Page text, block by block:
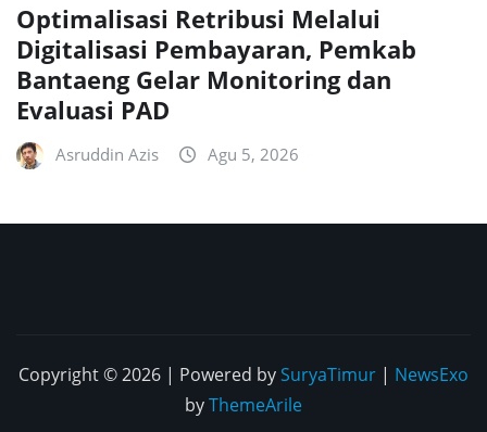
Optimalisasi Retribusi Melalui
Digitalisasi Pembayaran, Pemkab
Bantaeng Gelar Monitoring dan
Evaluasi PAD
Asruddin Azis Agu 5, 2026
Copyright © 2026 | Powered bySuryaTimur | NewsExo
byThemeArile